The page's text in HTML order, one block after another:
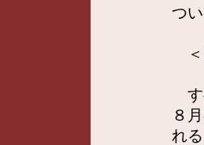
つ
＜
す
８
れ